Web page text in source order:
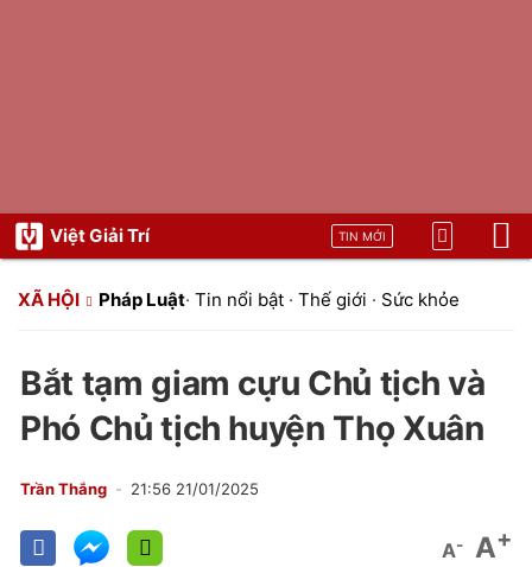
Việt Giải Trí TIN MỚI
XÃ HỘI Pháp Luật· Tin nổi bật · Thế giới · Sức khỏe
Bắt tạm giam cựu Chủ tịch và
Phó Chủ tịch huyện Thọ Xuân
Trần Thắng 21:56 21/01/2025
A- A+